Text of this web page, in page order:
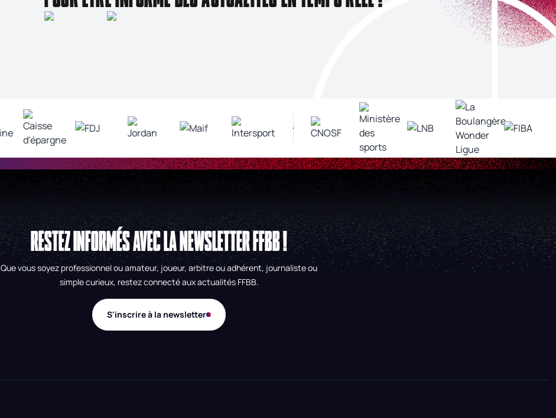
RESTEZ INFORMÉS AVEC LA NEWSLETTER FFBB !
Que vous soyez professionnel ou amateur, joueur, arbitre ou adhérent, journaliste ou
simple curieux, restez connecté aux actualités FFBB.
S'inscrire à la newsletter